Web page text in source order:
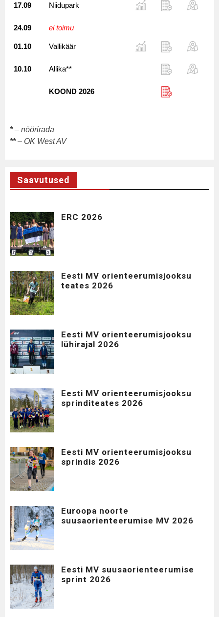
17.09 Niidupark
24.09 ei toimu
01.10 Vallikäär
10.10 Allika**
KOOND 2026
*– nöörirada
**– OK West AV
Saavutused
ERC 2026
Eesti MV orienteerumisjooksu
teates 2026
Eesti MV orienteerumisjooksu
lühirajal 2026
Eesti MV orienteerumisjooksu
sprinditeates 2026
Eesti MV orienteerumisjooksu
sprindis 2026
Euroopa noorte
suusaorienteerumise MV 2026
Eesti MV suusaorienteerumise
sprint 2026